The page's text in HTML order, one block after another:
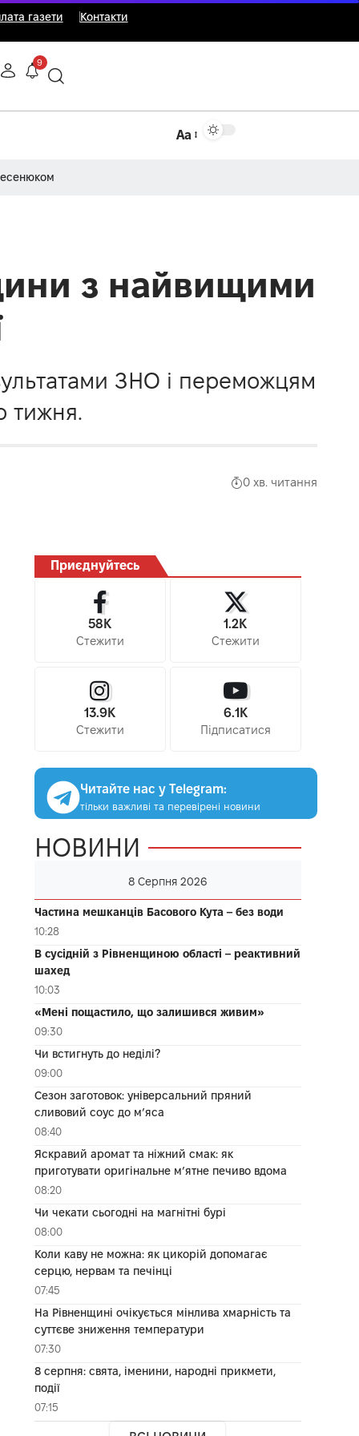
газети Контакти
9
Аа
з найвищими
ЗНО і переможцям
тижня.
0 хв. читання
Приєднуйтесь
58K
Стежити
1.2K
Стежити
13.9K
Стежити
6.1K
Підписатися
Читайте нас у Telegram:
тільки важливі та перевірені новини
НОВИНИ
8 Серпня 2026
Частина мешканців Басового Кута – без води
10:28
В сусідній з Рівненщиною області – реактивний
шахед
10:03
«Мені пощастило, що залишився живим»
09:30
Чи встигнуть до неділі?
09:00
Сезон заготовок: універсальний пряний
сливовий соус до мʼяса
08:40
Яскравий аромат та ніжний смак: як
приготувати оригінальне м’ятне печиво вдома
08:20
Чи чекати сьогодні на магнітні бурі
08:00
Коли каву не можна: як цикорій допомагає
серцю, нервам та печінці
07:45
На Рівненщині очікується мінлива хмарність та
суттєве зниження температури
07:30
8 серпня: свята, іменини, народні прикмети,
події
07:15